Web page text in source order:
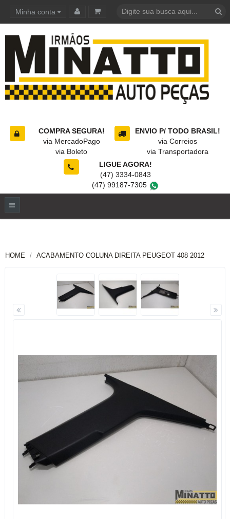
Minha conta
COMPRA SEGURA!
via MercadoPago
via Boleto
ENVIO P/ TODO BRASIL!
via Correios
via Transportadora
LIGUE AGORA!
(47) 3334-0843
(47) 99187-7305
HOME ACABAMENTO COLUNA DIREITA PEUGEOT 408 2012